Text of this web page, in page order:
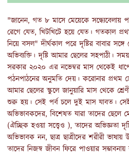
"জানেন, গত ৮ মাসে মেয়েকে সন্ধ্যেবেলায়
রেগে যেত, খিটখিটে হয়ে যেত। গতকাল
নিয়ে বসল" দীর্ঘকাল পরে দৃষ্টির বাবার
অভিব্যক্তি। দৃষ্টি আমার ছেলের সহপাঠী।
সরকার ২০২০ এর নভেম্বর মাস থেকেই ধাপে
পঠনপাঠনের অনুমতি দেয়। করোনার প্রথম
আমার ছেলের স্কুলে জানুয়ারি মাস থেকে
শুরু হয়। সেই পর্ব চলে দুই মাস যাবত।
অভিভাবকদের, বিশেষত যারা তাদের ছেলে
(ঐচ্ছিক হওয়া সত্ত্বেও ), তাদের অভিজ্ঞতা
অভিভাবক নন, ছাত্র ছাত্রীদের শরীরী ভাষায়
তাদের নিজস্ব জীবন ফিরে পাওয়ার